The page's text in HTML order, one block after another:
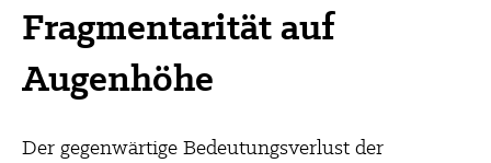
Fragmentarität auf
Augenhöhe
Der gegenwärtige Bedeutungsverlust der